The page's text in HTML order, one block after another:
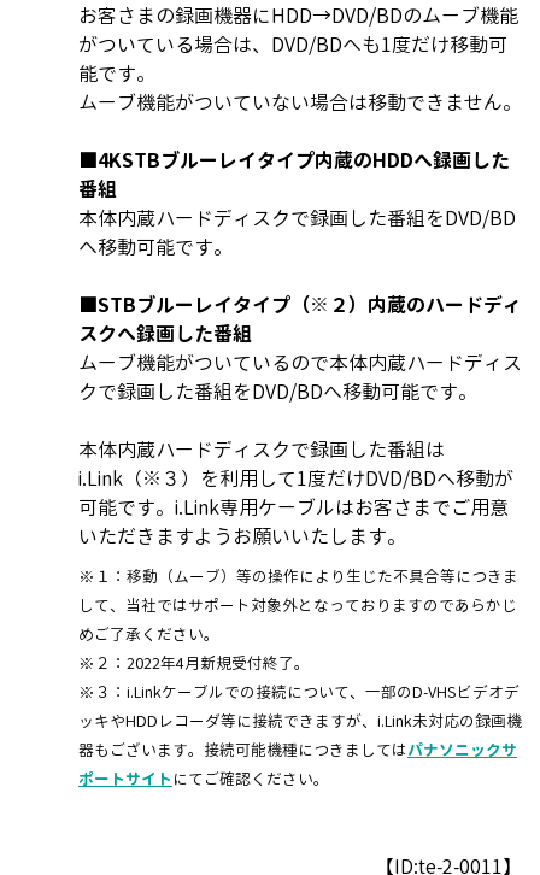
お客さまの録画機器にHDD→DVD/BDのムーブ機能
がついている場合は、DVD/BDへも1度だけ移動可
能です。
ムーブ機能がついていない場合は移動できません。
■4KSTBブルーレイタイプ内蔵のHDDへ録画した
番組
本体内蔵ハードディスクで録画した番組をDVD/BD
へ移動可能です。
■STBブルーレイタイプ（※２）内蔵のハードディ
スクへ録画した番組
ムーブ機能がついているので本体内蔵ハードディス
クで録画した番組をDVD/BDへ移動可能です。
本体内蔵ハードディスクで録画した番組は
i.Link（※３）を利用して1度だけDVD/BDへ移動が
可能です。i.Link専用ケーブルはお客さまでご用意
いただきますようお願いいたします。
※１：移動（ムーブ）等の操作により生じた不具合等につきま
して、当社ではサポート対象外となっておりますのであらかじ
めご了承ください。
※２：2022年4月新規受付終了。
※３：i.Linkケーブルでの接続について、一部のD-VHSビデオデ
ッキやHDDレコーダ等に接続できますが、i.Link未対応の録画機
器もございます。接続可能機種につきましてはパナソニックサ
ポートサイト にてご確認ください。
【ID:te-2-0011】